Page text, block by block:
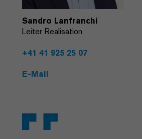
Sandro Lanfranchi
Leiter Realisation
+41 41 925 25 07
E-Mail